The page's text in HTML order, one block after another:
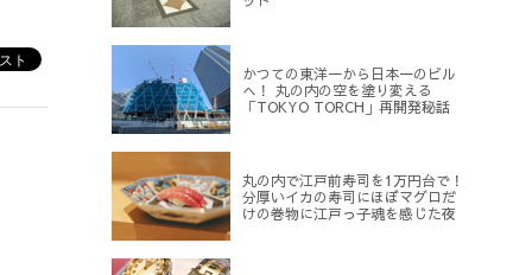
かつての東洋一から日本一のビル
へ！ 丸の内の空を塗り変える
「TOKYO TORCH」再開発秘話
丸の内で江戸前寿司を1万円台で！
分厚いイカの寿司にほぼマグロだ
けの巻物に江戸っ子魂を感じた夜